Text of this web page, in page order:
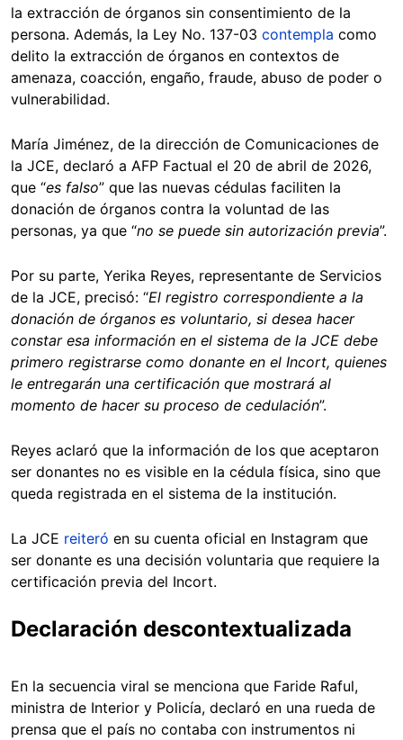
la extracción de órganos sin consentimiento de la
persona. Además, la Ley No. 137-03 contempla como
delito la extracción de órganos en contextos de
amenaza, coacción, engaño, fraude, abuso de poder o
vulnerabilidad.
María Jiménez, de la dirección de Comunicaciones de
la JCE, declaró a AFP Factual el 20 de abril de 2026,
que “es falso” que las nuevas cédulas faciliten la
donación de órganos contra la voluntad de las
personas, ya que “no se puede sin autorización previa”.
Por su parte, Yerika Reyes, representante de Servicios
de la JCE, precisó: “El registro correspondiente a la
donación de órganos es voluntario, si desea hacer
constar esa información en el sistema de la JCE debe
primero registrarse como donante en el Incort, quienes
le entregarán una certificación que mostrará al
momento de hacer su proceso de cedulación”.
Reyes aclaró que la información de los que aceptaron
ser donantes no es visible en la cédula física, sino que
queda registrada en el sistema de la institución.
La JCE reiteró en su cuenta oficial en Instagram que
ser donante es una decisión voluntaria que requiere la
certificación previa del Incort.
Declaración descontextualizada
En la secuencia viral se menciona que Faride Raful,
ministra de Interior y Policía, declaró en una rueda de
prensa que el país no contaba con instrumentos ni